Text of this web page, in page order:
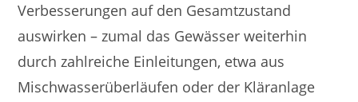
Verbesserungen auf den Gesamtzustand
auswirken – zumal das Gewässer weiterhin
durch zahlreiche Einleitungen, etwa aus
Mischwasserüberläufen oder der Kläranlage